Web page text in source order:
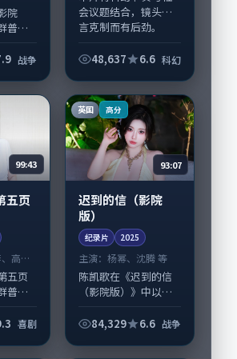
院
普通
擅
战争
会议题结合，镜头语
言克制而有后劲。
清掌舵，咏梅、周迅
质感，适合偏好写实
风...
48,637 6.6 科幻
99:43
五页
高圆
五页
普通
喜剧
英国 高分
93:07
迟到的信（影院
版）
纪录片 2025
主演：杨幂、沈腾 等
陈凯歌在《迟到的信
（影院版）》中以细
张力，杨幂、沈腾领
84,329 6.6 战争